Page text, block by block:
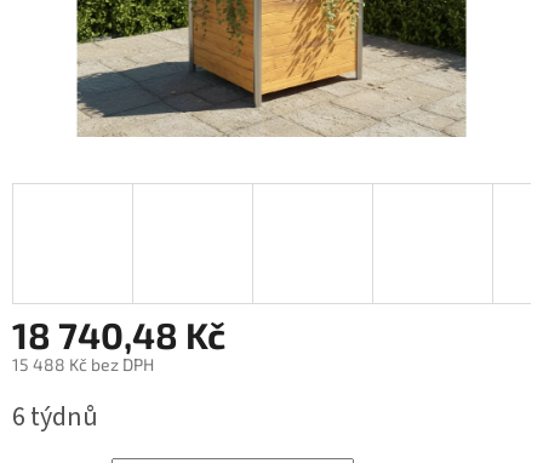
18 740,48 Kč
15 488 Kč bez DPH
cena:
6 týdnů